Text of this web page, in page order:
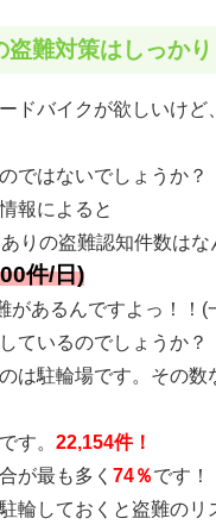
盗難対策はしっかり
ドバイクが欲しいけど
ではないでしょうか？
報によると
りの盗難認知件数はな
件/日)
があるんですよっ！！(
ているのでしょうか？
は駐輪場です。その数
す。 22,154件！
が最も多く 74％です！
輪しておくと盗難のリ